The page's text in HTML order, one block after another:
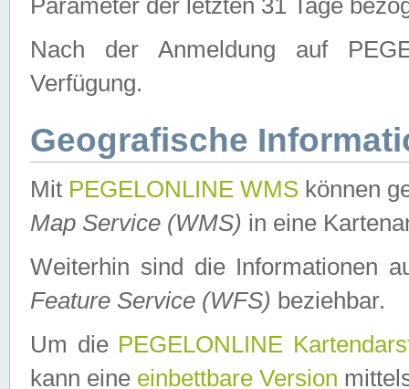
Parameter der letzten 31 Tage
Nach der Anmeldung auf
Verfügung.
Geografische
Mit PEGELONLINE WMS können
Map Service (WMS) in eine
Weiterhin sind die Informationen
Feature Service (WFS) beziehbar.
Um die PEGELONLINE
kann eine einbettbare Version